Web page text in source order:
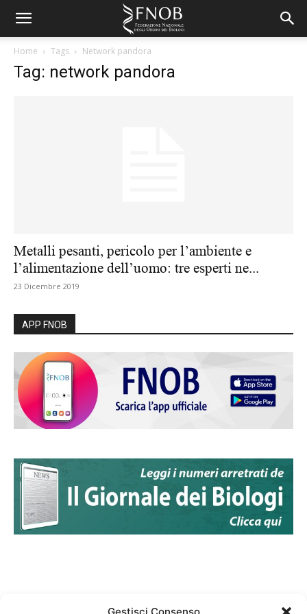
Home Tags Network pandora
Tag: network pandora
Metalli pesanti, pericolo per l’ambiente e
l’alimentazione dell’uomo: tre esperti ne...
23 Dicembre 2019
APP FNOB